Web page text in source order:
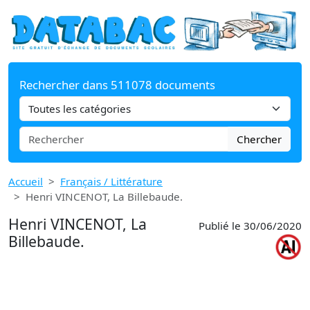
Rechercher dans 511078 documents
Chercher
Accueil
Français / Littérature
Henri VINCENOT, La Billebaude.
Henri VINCENOT, La
Billebaude.
Publié le 30/06/2020